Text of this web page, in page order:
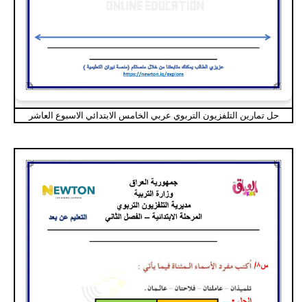
حل تمارين التلفزيون التربوي عربي الخامس الابتدائي الاسبوع العاشر